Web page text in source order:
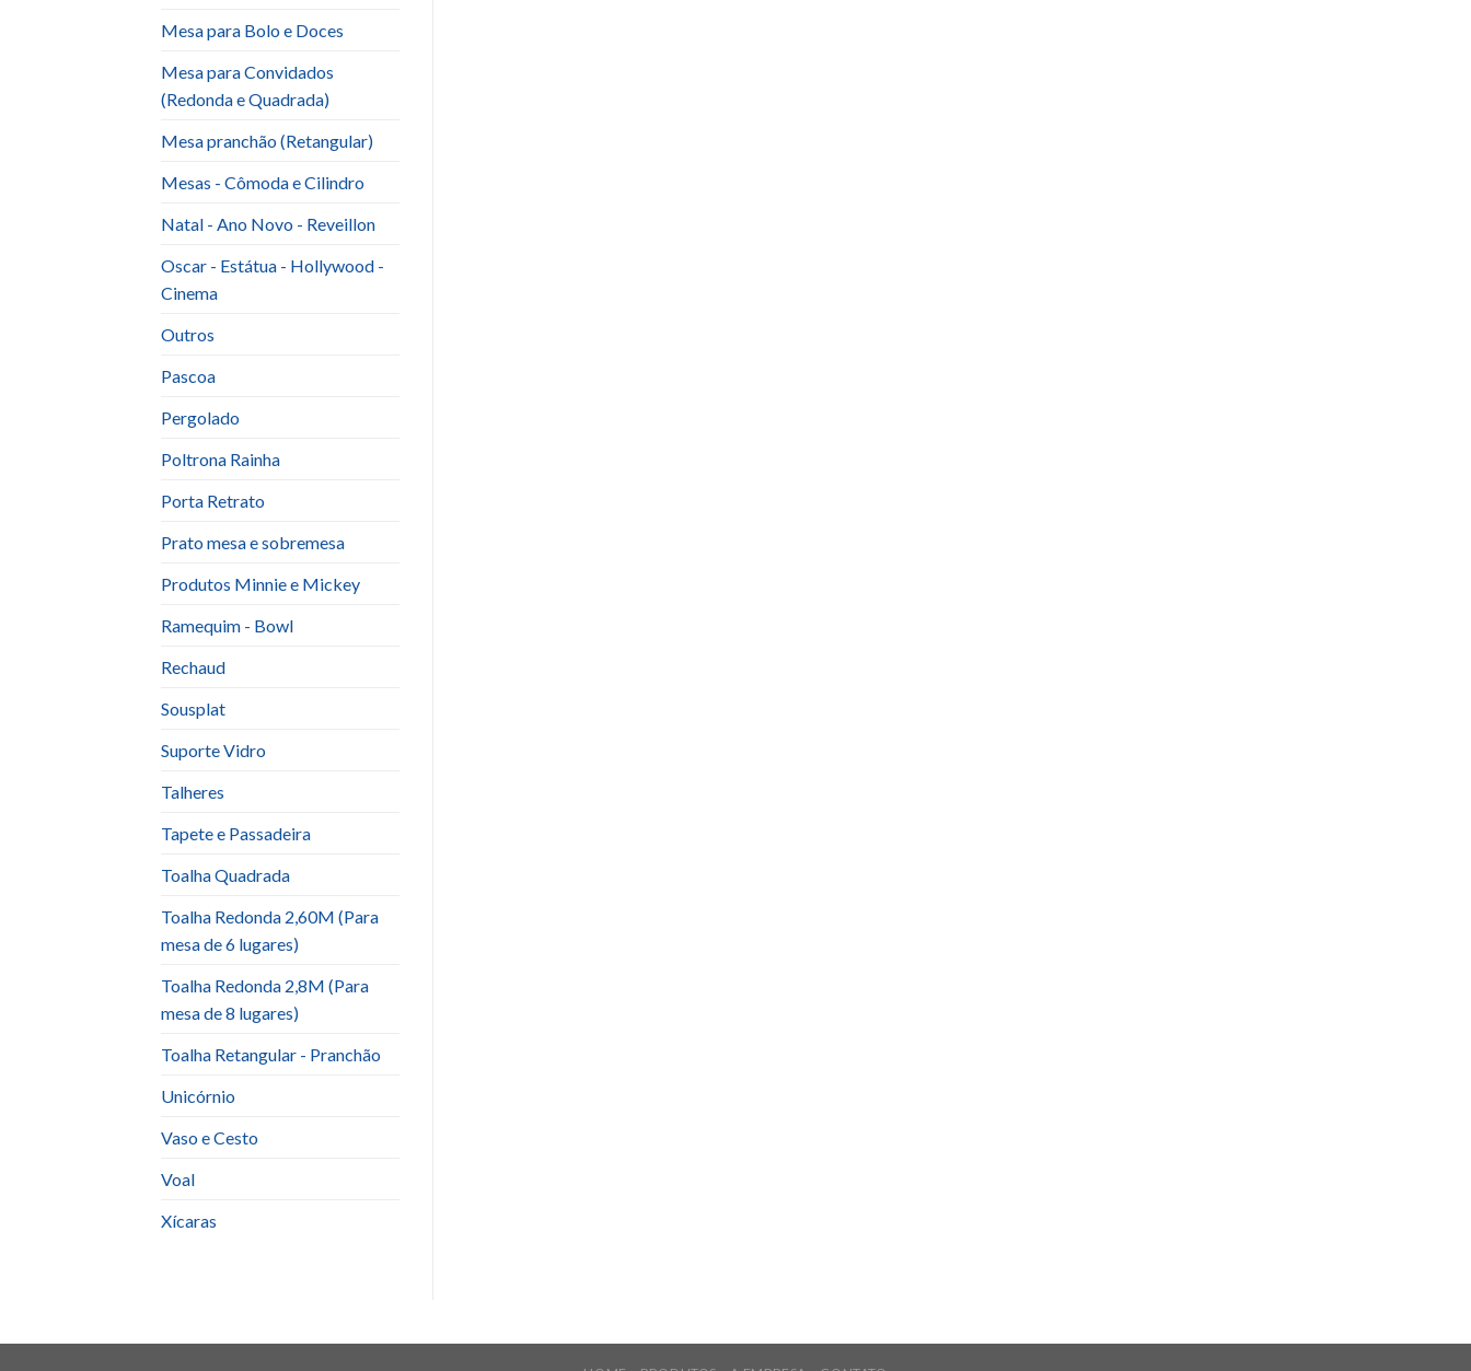
Mesa para Bolo e Doces
Mesa para Convidados
(Redonda e Quadrada)
Mesa pranchão (Retangular)
Mesas - Cômoda e Cilindro
Natal - Ano Novo - Reveillon
Oscar - Estátua - Hollywood -
Cinema
Outros
Pascoa
Pergolado
Poltrona Rainha
Porta Retrato
Prato mesa e sobremesa
Produtos Minnie e Mickey
Ramequim - Bowl
Rechaud
Sousplat
Suporte Vidro
Talheres
Tapete e Passadeira
Toalha Quadrada
Toalha Redonda 2,60M (Para
mesa de 6 lugares)
Toalha Redonda 2,8M (Para
mesa de 8 lugares)
Toalha Retangular - Pranchão
Unicórnio
Vaso e Cesto
Voal
Xícaras